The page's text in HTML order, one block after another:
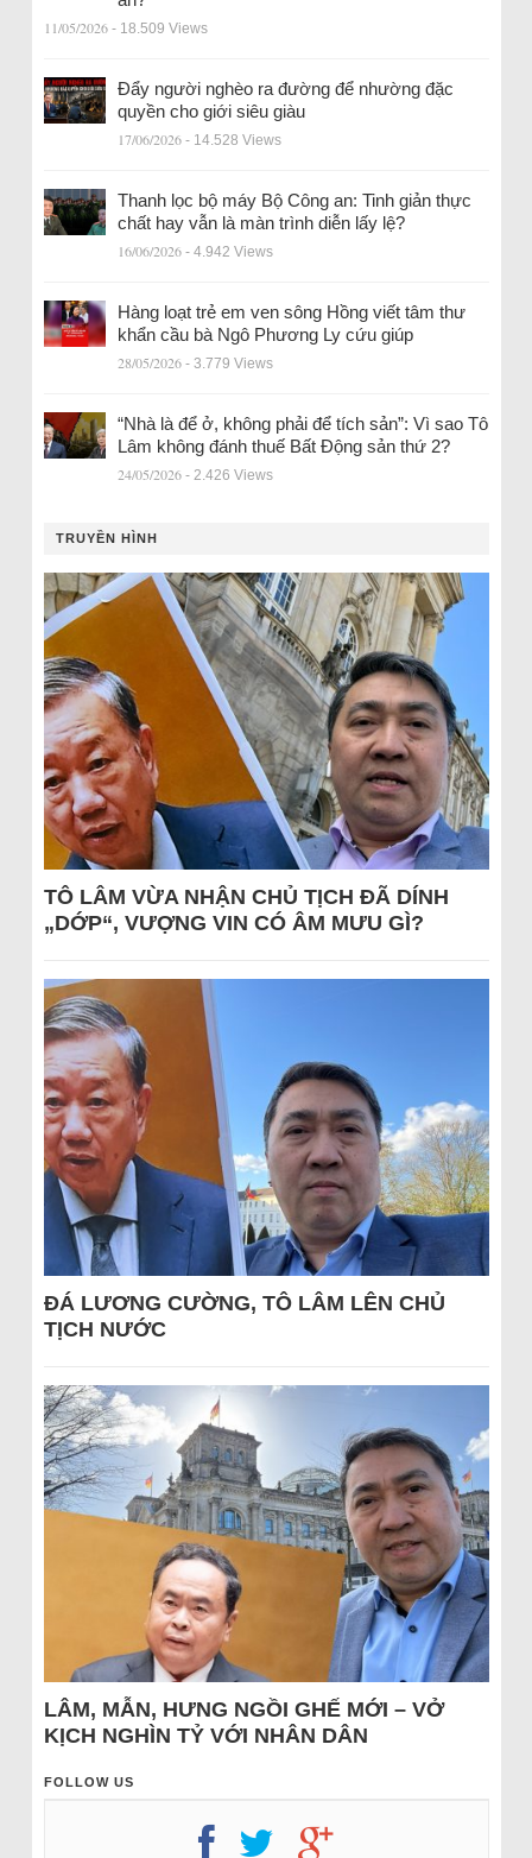
11/05/2026 - 18.509 Views
Đẩy người nghèo ra đường để nhường đặc
quyền cho giới siêu giàu
17/06/2026 - 14.528 Views
Thanh lọc bộ máy Bộ Công an: Tinh giản thực
chất hay vẫn là màn trình diễn lấy lệ?
16/06/2026 - 4.942 Views
Hàng loạt trẻ em ven sông Hồng viết tâm thư
khẩn cầu bà Ngô Phương Ly cứu giúp
28/05/2026 - 3.779 Views
“Nhà là để ở, không phải để tích sản”: Vì sao Tô
Lâm không đánh thuế Bất Động sản thứ 2?
24/05/2026 - 2.426 Views
TRUYỀN HÌNH
TÔ LÂM VỪA NHẬN CHỦ TỊCH ĐÃ DÍNH
„DỚP“, VƯỢNG VIN CÓ ÂM MƯU GÌ?
ĐÁ LƯƠNG CƯỜNG, TÔ LÂM LÊN CHỦ
TỊCH NƯỚC
LÂM, MẪN, HƯNG NGỒI GHẾ MỚI – VỞ
KỊCH NGHÌN TỶ VỚI NHÂN DÂN
FOLLOW US